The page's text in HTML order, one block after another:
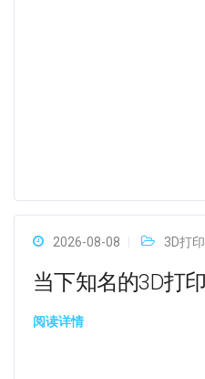
2026-08-08 3D打
当下知名的3D打
阅读详情